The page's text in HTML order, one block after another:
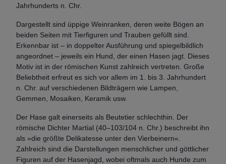
Jahrhunderts n. Chr.
Dargestellt sind üppige Weinranken, deren weite Bögen an
beiden Seiten mit Tierfiguren und Trauben gefüllt sind.
Erkennbar ist – in doppelter Ausführung und spiegelbildlich
angeordnet – jeweils ein Hund, der einen Hasen jagt. Dieses
Motiv ist in der römischen Kunst zahlreich vertreten. Große
Beliebtheit erfreut es sich vor allem im 1. bis 3. Jahrhundert
n. Chr. auf verschiedenen Bildträgern wie Lampen,
Gemmen, Mosaiken, Keramik usw.
Der Hase galt einerseits als Beutetier schlechthin. Der
römische Dichter Martial (40–103/104 n. Chr.) beschreibt ihn
als »die größte Delikatesse unter den Vierbeinern«.
Zahlreich sind die Darstellungen menschlicher und göttlicher
Figuren auf der Hasenjagd, wobei oftmals auch Hunde zum